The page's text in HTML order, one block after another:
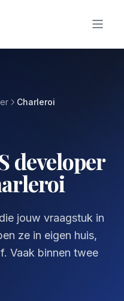
Charleroi
developer
jouw vraagstuk in
ze in eigen huis,
Vaak binnen twee